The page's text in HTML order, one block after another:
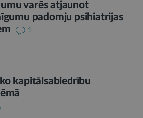
varēs atjaunot
padomju psihiatrijas
1
kapitālsabiedrību